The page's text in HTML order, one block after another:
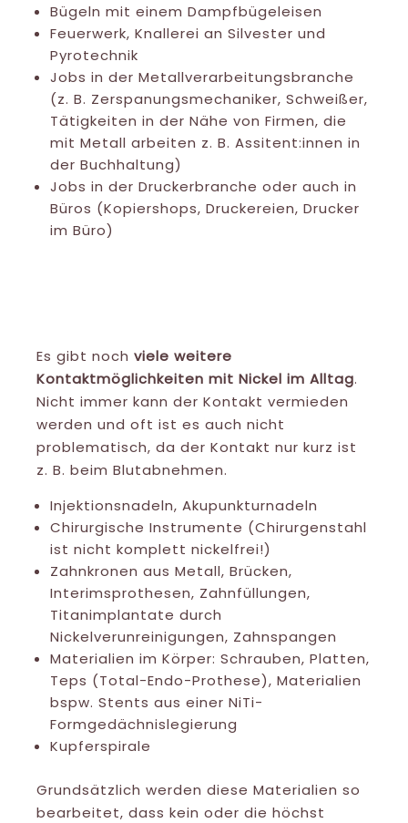
Bügeln mit einem Dampfbügeleisen
Feuerwerk, Knallerei an Silvester und
Pyrotechnik
Jobs in der Metallverarbeitungsbranche
(z. B. Zerspanungsmechaniker, Schweißer,
Tätigkeiten in der Nähe von Firmen, die
mit Metall arbeiten z. B. Assitent:innen in
der Buchhaltung)
Jobs in der Druckerbranche oder auch in
Büros (Kopiershops, Druckereien, Drucker
im Büro)
Es gibt noch viele weitere
Kontaktmöglichkeiten mit Nickel im Alltag.
Nicht immer kann der Kontakt vermieden
werden und oft ist es auch nicht
problematisch, da der Kontakt nur kurz ist
z. B. beim Blutabnehmen.
Injektionsnadeln, Akupunkturnadeln
Chirurgische Instrumente (Chirurgenstahl
ist nicht komplett nickelfrei!)
Zahnkronen aus Metall, Brücken,
Interimsprothesen, Zahnfüllungen,
Titanimplantate durch
Nickelverunreinigungen, Zahnspangen
Materialien im Körper: Schrauben, Platten,
Teps (Total-Endo-Prothese), Materialien
bspw. Stents aus einer NiTi-
Formgedächnislegierung
Kupferspirale
Grundsätzlich werden diese Materialien so
bearbeitet, dass kein oder die höchst